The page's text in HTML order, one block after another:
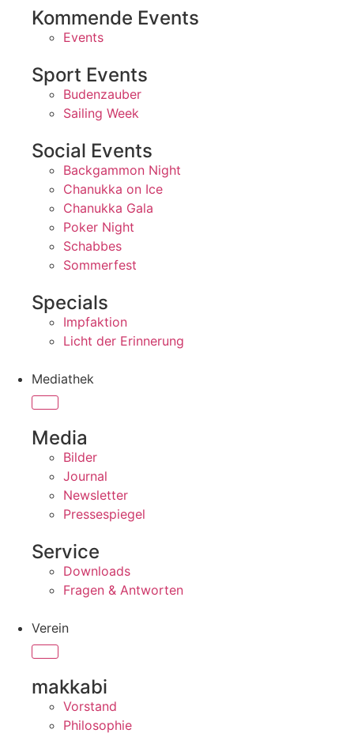
Kommende Events
Events
Sport Events
Budenzauber
Sailing Week
Social Events
Backgammon Night
Chanukka on Ice
Chanukka Gala
Poker Night
Schabbes
Sommerfest
Specials
Impfaktion
Licht der Erinnerung
Mediathek
Media
Bilder
Journal
Newsletter
Pressespiegel
Service
Downloads
Fragen & Antworten
Verein
makkabi
Vorstand
Philosophie